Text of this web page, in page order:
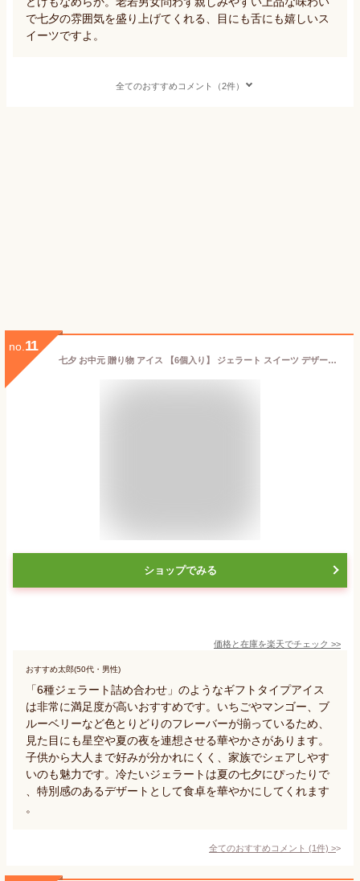
で七夕の雰囲気を盛り上げてくれる、目にも舌にも嬉しいス
イーツですよ。
全てのおすすめコメント（2件）
no. 11
七夕 お中元 贈り物 アイス 【6個入り】 ジェラート スイーツ デザート ギフト 贈り物 詰合せ 内祝い プレゼント 人気 お礼 お返し 母の日 子供の日 お土産 いちご チョコ フルーツ 抹茶 マンゴー ヨーグルト ブルーベリー 旬 チョコミント ピスタチオ
ショップでみる
価格と在庫を楽天でチェック >>
おすすめ太郎(50代・男性)
「6種ジェラート詰め合わせ」のようなギフトタイプアイス
は非常に満足度が高いおすすめです。いちごやマンゴー、ブ
ルーベリーなど色とりどりのフレーバーが揃っているため、
見た目にも星空や夏の夜を連想させる華やかさがあります。
子供から大人まで好みが分かれにくく、家族でシェアしやす
いのも魅力です。冷たいジェラートは夏の七夕にぴったりで
、特別感のあるデザートとして食卓を華やかにしてくれます
。
全てのおすすめコメント (1件) >